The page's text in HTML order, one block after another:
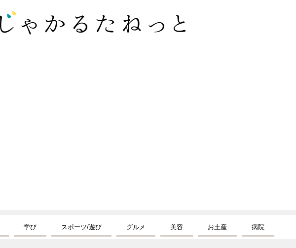
学び スポーツ/遊び グルメ 美容 お土産 病院